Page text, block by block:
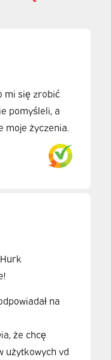
mi się zrobić
pomyśleli, a
moje życzenia.
na
że chcę
użytkowych vd